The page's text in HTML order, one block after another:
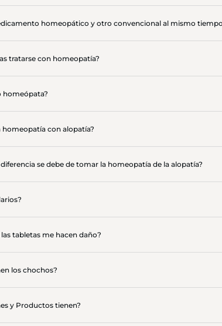
homeopático y otro convencional al mismo
tratarse con homeopatía?
homeópata?
con alopatía?
se debe de tomar la homeopatía de la alopatía?
tabletas me hacen daño?
los chochos?
y Productos tienen?